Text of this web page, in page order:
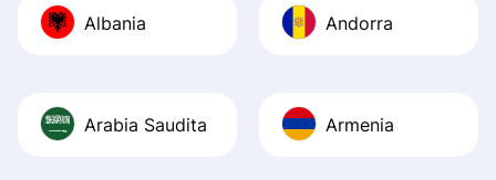
Recommend it!
Albania Andorra
Arabia Saudita Armenia